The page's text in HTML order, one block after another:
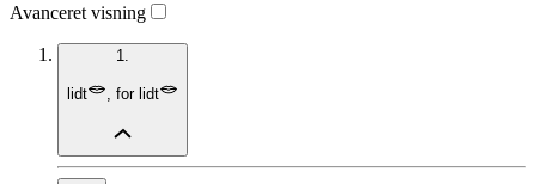
Avanceret visning
1.
lidt , for lidt